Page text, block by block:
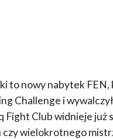
to nowy nabytek
Challenge i
Fight Club widnieje już
czy wielokrotnego